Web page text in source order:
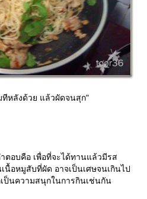
ทีหลังด้วย แล้วผัดจนสุก"
ตอบคือ เพื่อที่จะได้ทานแล้วมีรส
นื้อหมูสับที่ผัด อาจเป็นเศษจนเกินไป
ป็นความสนุกในการกินเช่นกัน